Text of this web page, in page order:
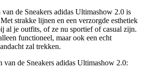
van de Sneakers adidas Ultimashow 2.0 is
strakke lijnen en een verzorgde esthetiek
al je outfits, of ze nu sportief of casual zijn.
functioneel, maar ook een echt
zal trekken.
van de Sneakers adidas Ultimashow 2.0: